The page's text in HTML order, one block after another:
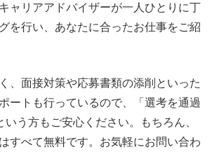
ャリアアドバイザーが一人ひとりに丁
を行い、あなたに合ったお仕事をご紹
、面接対策や応募書類の添削といった
ートも行っているので、「選考を通過
う方もご安心ください。もちろん、
すべて無料です。お気軽にお問い合わ